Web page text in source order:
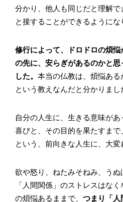
分かり、他人も同じだと理解で
と接することができるようにな
修行によって、ドロドロの煩
の先に、安らぎがあるのかと
した。 本当の仏教は、煩悩ある
という教えなんだと分かりまし
自分の人生に、生きる意味が
喜びと、その目的を果たすまで
という、前向きな人生に、大変
欲や怒り、ねたみそねみ、うぬ
「人間関係」のストレスはな
の煩悩あるままで、 つまり「人